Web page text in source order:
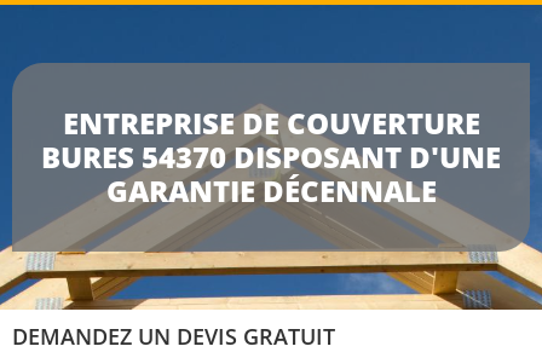
ENTREPRISE DE COUVERTURE
BURES 54370 DISPOSANT D'UNE
GARANTIE DÉCENNALE
DEMANDEZ UN DEVIS GRATUIT